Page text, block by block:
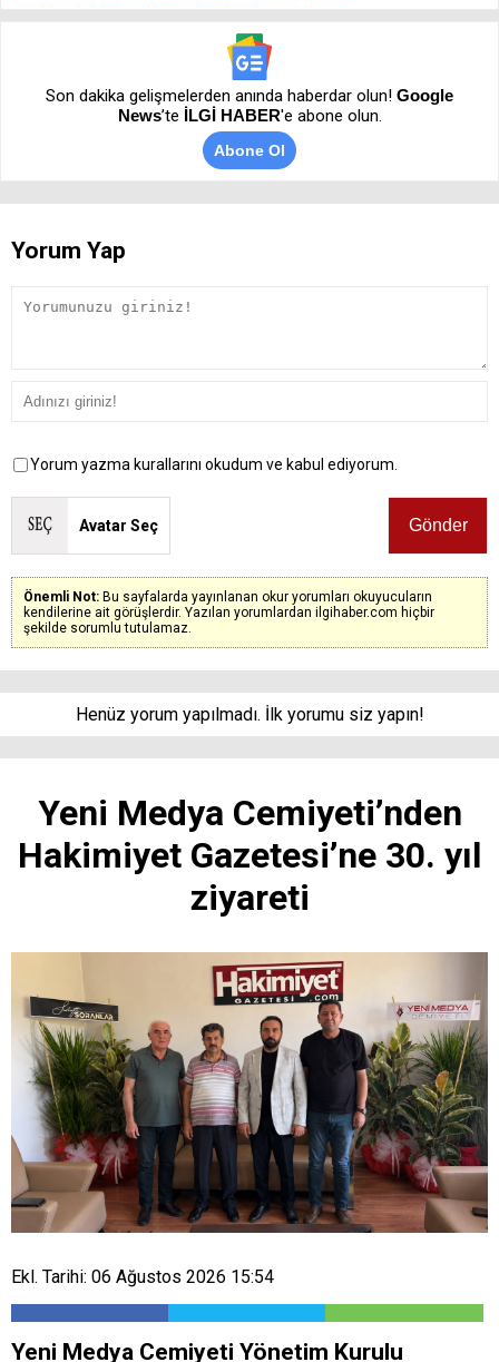
Son dakika gelişmelerden anında haberdar olun! Google
News’te İLGİ HABER'e abone olun.
Abone Ol
Yorum Yap
Yorum yazma kurallarını okudum ve kabul ediyorum.
Avatar Seç
Önemli Not: Bu sayfalarda yayınlanan okur yorumları okuyucuların
kendilerine ait görüşlerdir. Yazılan yorumlardan ilgihaber.com hiçbir
şekilde sorumlu tutulamaz.
Henüz yorum yapılmadı. İlk yorumu siz yapın!
Yeni Medya Cemiyeti’nden
Hakimiyet Gazetesi’ne 30. yıl
ziyareti
Ekl. Tarihi: 06 Ağustos 2026 15:54
Yeni Medya Cemiyeti Yönetim Kurulu